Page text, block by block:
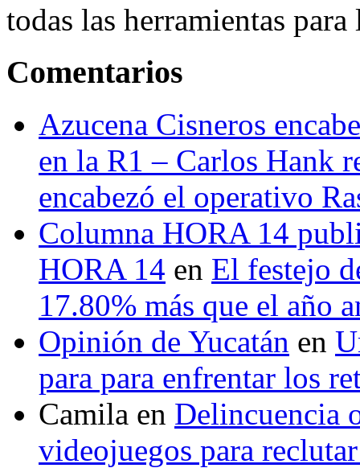
todas las herramientas
Comentarios
Azucena Cisneros
en la R1 – Carlos Hank
encabezó el operativo
Columna HORA 14
HORA 14 en El festejo
17.80% más que el año
Opinión de Yucatán en
para para enfrentar los
Camila en Delincuencia
videojuegos para